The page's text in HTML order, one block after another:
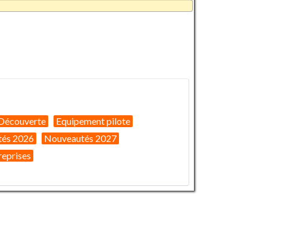
Equipement pilote
2026
Nouveautés 2027